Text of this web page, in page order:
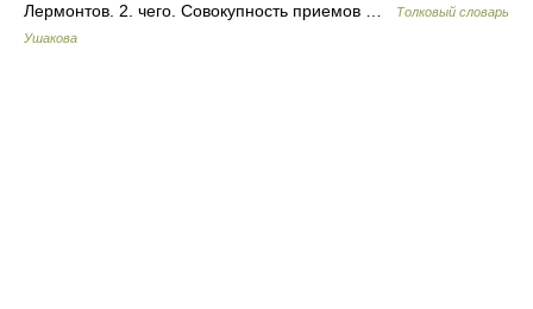
Лермонтов. 2. чего. Совокупность приемов …
Толковый словарь
Ушакова